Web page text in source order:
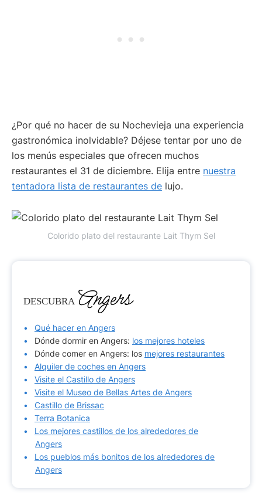
¿Por qué no hacer de su Nochevieja una experiencia
gastronómica inolvidable? Déjese tentar por uno de
los menús especiales que ofrecen muchos
restaurantes el 31 de diciembre. Elija entre nuestra
tentadora lista de restaurantes de lujo.
Colorido plato del restaurante Lait Thym Sel
DESCUBRA Angers
Qué hacer en Angers
Dónde dormir en Angers: los mejores hoteles
Dónde comer en Angers: los mejores restaurantes
Alquiler de coches en Angers
Visite el Castillo de Angers
Visite el Museo de Bellas Artes de Angers
Castillo de Brissac
Terra Botanica
Los mejores castillos de los alrededores de
Angers
Los pueblos más bonitos de los alrededores de
Angers